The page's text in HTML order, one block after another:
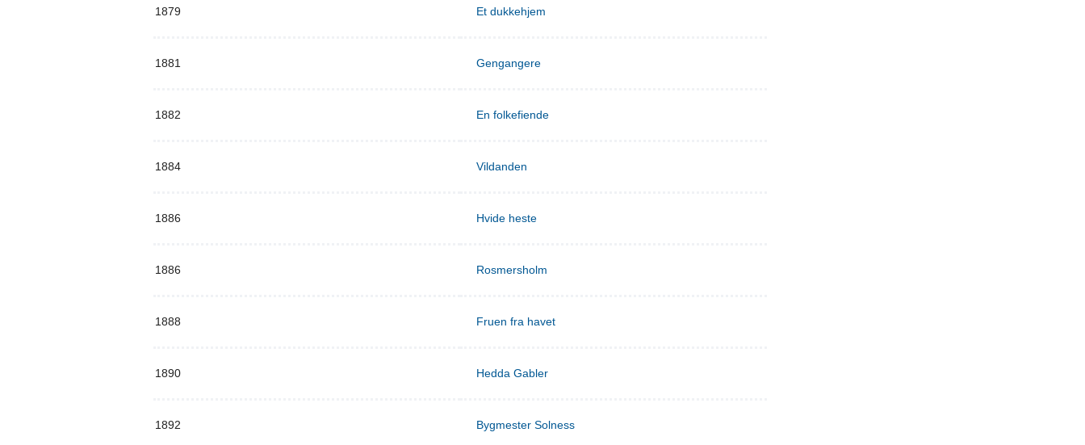
1879 Et dukkehjem
1881 Gengangere
1882 En folkefiende
1884 Vildanden
1886 Hvide heste
1886 Rosmersholm
1888 Fruen fra havet
1890 Hedda Gabler
1892 Bygmester Solness